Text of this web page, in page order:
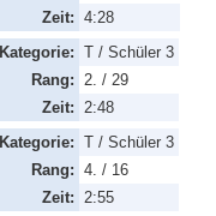
Zeit: 4:28
Kategorie: T / Schüler 3
Rang:
2. / 29
Zeit:
2:48
Kategorie: T / Schüler 3
Rang: 4. / 16
Zeit:
2:55